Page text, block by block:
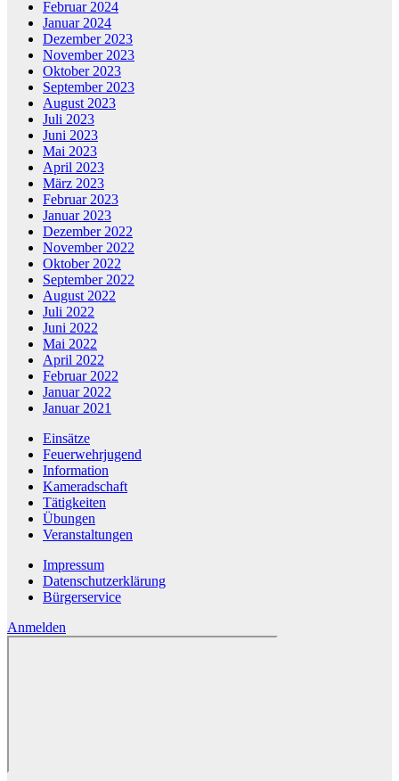
Februar 2024
Januar 2024
Dezember 2023
November 2023
Oktober 2023
September 2023
August 2023
Juli 2023
Juni 2023
Mai 2023
April 2023
März 2023
Februar 2023
Januar 2023
Dezember 2022
November 2022
Oktober 2022
September 2022
August 2022
Juli 2022
Juni 2022
Mai 2022
April 2022
Februar 2022
Januar 2022
Januar 2021
Einsätze
Feuerwehrjugend
Information
Kameradschaft
Tätigkeiten
Übungen
Veranstaltungen
Impressum
Datenschutzerklärung
Bürgerservice
Anmelden